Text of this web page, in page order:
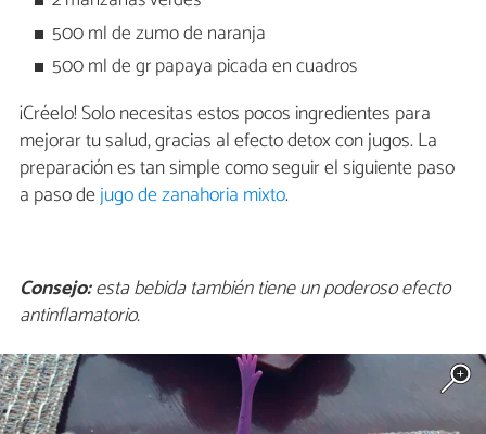
500 ml de zumo de naranja
500 ml de gr papaya picada en cuadros
¡Créelo! Solo necesitas estos pocos ingredientes para
mejorar tu salud, gracias al efecto detox con jugos. La
preparación es tan simple como seguir el siguiente paso
a paso dejugo de zanahoria mixto.
Consejo:esta bebida también tiene un poderoso efecto
antinflamatorio.